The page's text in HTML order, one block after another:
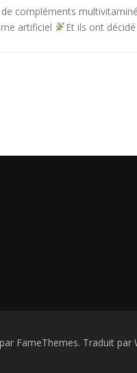
compléments
artificiel
Et ils ont
FameThemes. Traduit par